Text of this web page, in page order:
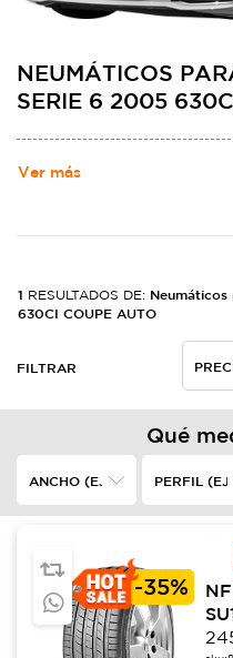
NEUMÁTICOS
SERIE 6 2005
Ver más
1 RESULTADOS DE: Neumáticos
630CI COUPE AUTO
FILTRAR
Qué
-35%